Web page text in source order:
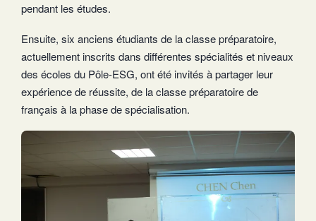
pendant les études.
Ensuite, six anciens étudiants de la classe préparatoire,
actuellement inscrits dans différentes spécialités et niveaux
des écoles du Pôle-ESG, ont été invités à partager leur
expérience de réussite, de la classe préparatoire de
français à la phase de spécialisation.